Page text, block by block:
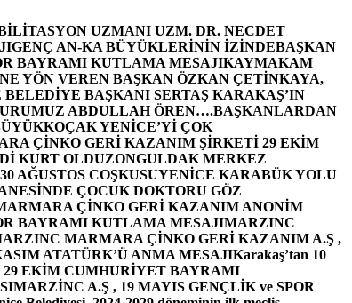
UZMANI UZM. DR. NECDET
GENÇ AN-KA BÜYÜKLERİNİN İZİNDEBAŞKAN
BAYRAMI KUTLAMA MESAJIKAYMAKAM
YÖN VEREN BAŞKAN ÖZKAN ÇETİNKAYA,
BELEDİYE BAŞKANI SERTAŞ KARAKAŞ’IN
ABDULLAH ÖREN….BAŞKANLARDAN
YENİCE’Yİ ÇOK
ÇİNKO GERİ KAZANIM ŞİRKETİ 29 EKİM
KURT OLDUZONGULDAK MERKEZ
AĞUSTOS COŞKUSUYENİCE KARABÜK YOLU
ÇOCUK DOKTORU GÖZ
ÇİNKO GERİ KAZANIM ANONİM
BAYRAMI KUTLAMA MESAJIMARZINC
MARMARA ÇİNKO GERİ KAZANIM A.Ş ,
ATATÜRK’Ü ANMA MESAJIKarakaş’tan 10
EKİM CUMHURİYET BAYRAMI
MARZİNC A.Ş , 19 MAYIS GENÇLİK ve SPOR